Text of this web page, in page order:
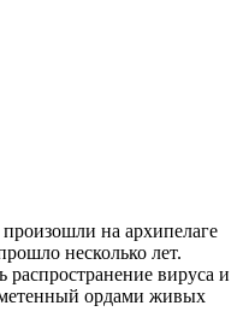
на архипелаге
несколько лет.
распространение вируса и
ордами живых